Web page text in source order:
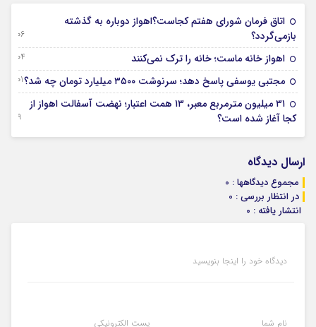
اتاق فرمان شورای هفتم کجاست؟اهواز دوباره به گذشته
بازمی‌گردد؟
06 آگوست 2026
اهواز خانه ماست؛ خانه را ترک نمی‌کنند 04 آگوست 2026
مجتبی یوسفی پاسخ دهد؛ سرنوشت ۳۵۰۰ میلیارد تومان چه شد؟ 01 آگوست 2026
۳۱ میلیون مترمربع معبر، ۱۳ همت اعتبار؛ نهضت آسفالت اهواز از
کجا آغاز شده است؟
29 جولای 2026
ارسال دیدگاه
مجموع دیدگاهها : 0
در انتظار بررسی : 0
انتشار یافته : 0
دیدگاه خود را اینجا بنویسید
نام شما پست الکترونیکی